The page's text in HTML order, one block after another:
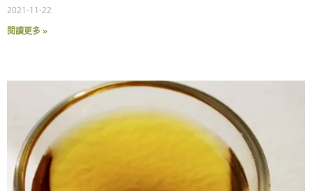
2021-11-22
閱讀更多 »